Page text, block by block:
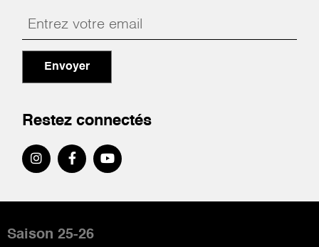
Envoyer
Restez connectés
de
Saison 25-26